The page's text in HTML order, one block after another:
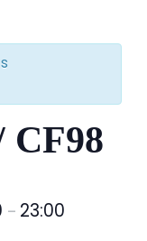
CF98
– 23:00